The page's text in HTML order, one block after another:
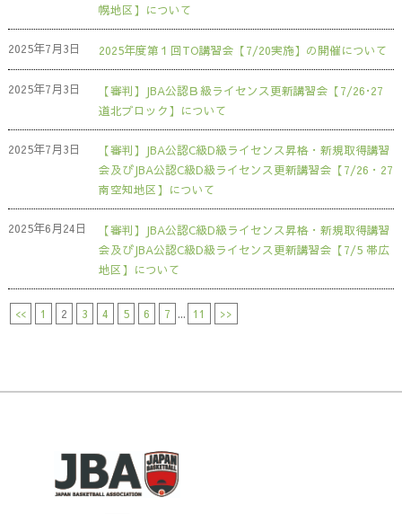
幌地区】について
2025年7月3日 2025年度第１回TO講習会【7/20実施】の開催について
2025年7月3日
【審判】JBA公認Ｂ級ライセンス更新講習会【7/26･27
道北ブロック】について
2025年7月3日
【審判】JBA公認C級D級ライセンス昇格・新規取得講習
会及びJBA公認C級D級ライセンス更新講習会【7/26・27
南空知地区】について
2025年6月24日
【審判】JBA公認C級D級ライセンス昇格・新規取得講習
会及びJBA公認C級D級ライセンス更新講習会【7/5 帯広
地区】について
<< 1 2 3 4 5 6 7 ... 11 >>